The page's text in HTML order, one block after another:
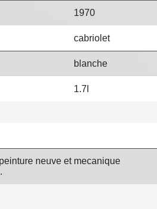
1970
cabriolet
blanche
1.7l
neuve et mecanique